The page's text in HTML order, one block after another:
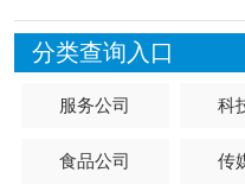
分类查询入口
服务公司 科
食品公司 传